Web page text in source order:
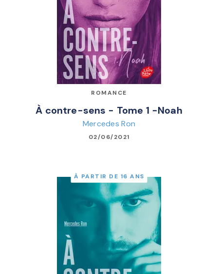
ROMANCE
À contre-sens - Tome 1 -Noah
Mercedes Ron
02/06/2021
À PARTIR DE 16 ANS